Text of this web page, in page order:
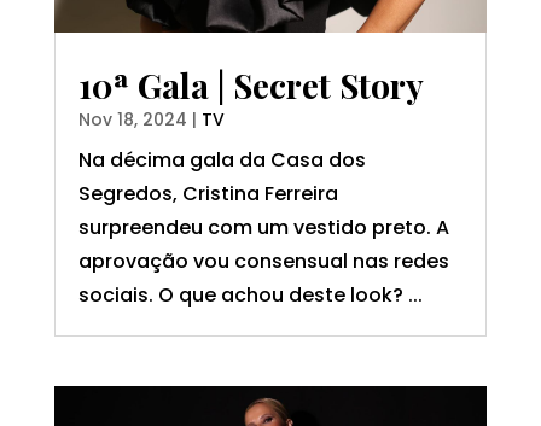
10ª Gala | Secret Story
Nov 18, 2024 | TV
Na décima gala da Casa dos
Segredos, Cristina Ferreira
surpreendeu com um vestido preto. A
aprovação vou consensual nas redes
sociais. O que achou deste look? ...